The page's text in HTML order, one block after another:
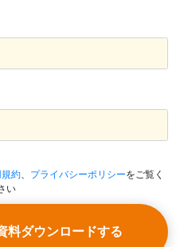
約、 プライバシーポリシーをご覧く
い
料ダウンロードする